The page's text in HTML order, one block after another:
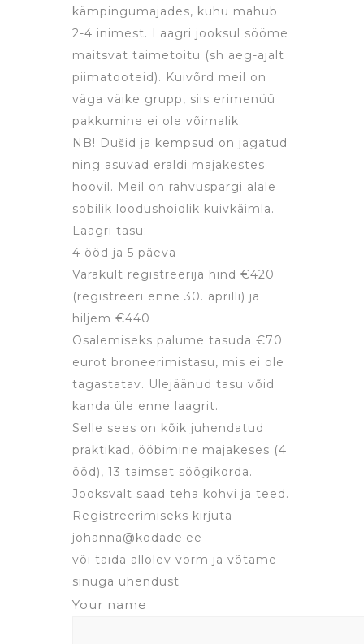
kämpingumajades, kuhu mahub
2-4 inimest. Laagri jooksul sööme
maitsvat taimetoitu (sh aeg-ajalt
piimatooteid). Kuivõrd meil on
väga väike grupp, siis erimenüü
pakkumine ei ole võimalik.
NB! Dušid ja kempsud on jagatud
ning asuvad eraldi majakestes
hoovil. Meil on rahvuspargi alale
sobilik loodushoidlik kuivkäimla.
Laagri tasu:
4 ööd ja 5 päeva
Varakult registreerija hind €420
(registreeri enne 30. aprilli) ja
hiljem €440
Osalemiseks palume tasuda €70
eurot broneerimistasu, mis ei ole
tagastatav. Ülejäänud tasu võid
kanda üle enne laagrit.
Selle sees on kõik juhendatud
praktikad, ööbimine majakeses (4
ööd), 13 taimset söögikorda.
Jooksvalt saad teha kohvi ja teed.
Registreerimiseks kirjuta
johanna@kodade.ee
või täida allolev vorm ja võtame
sinuga ühendust
Your name